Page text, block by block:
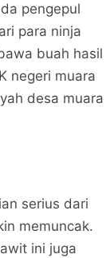
pengepul
para ninja
buah hasil
negeri muara
desa muara
serius dari
memuncak.
ini juga